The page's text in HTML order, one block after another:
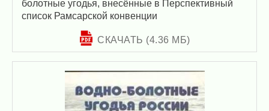
болотные угодья, внесённые в Перспективный
список Рамсарской конвенции
СКАЧАТЬ (4.36 МБ)